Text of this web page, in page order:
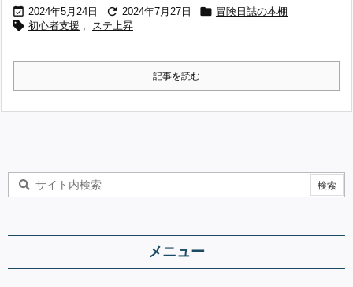
 2024年5月24日  2024年7月27日  冒険日誌の本棚
 初心者支援 , ステ上昇
記事を読む
メニュー